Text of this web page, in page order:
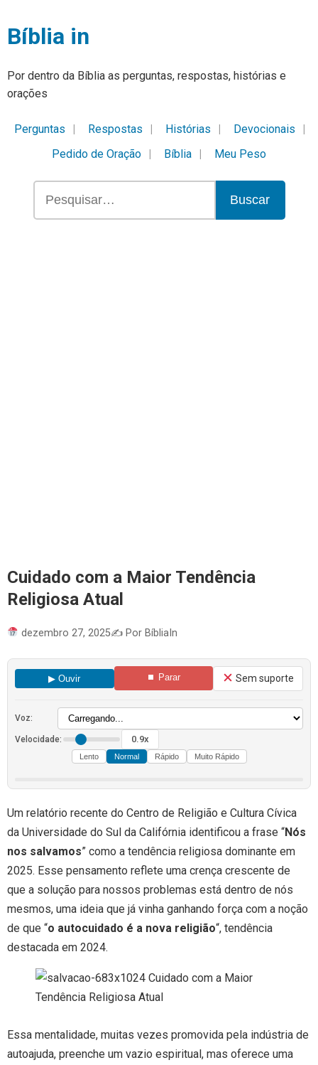
Bíblia in
Por dentro da Bíblia as perguntas, respostas, histórias e
orações
Perguntas Respostas Histórias
Devocionais
Pedido de Oração
Bíblia Meu Peso
Buscar
Cuidado com a Maior Tendência
Religiosa Atual
dezembro 27, 2025✍️ Por BíbliaIn
▶ Ouvir ⏹ Parar Sem suporte
Voz:
Velocidade: 0.9x
Lento Normal Rápido Muito Rápido
Um relatório recente do Centro de Religião e Cultura Cívica
da Universidade do Sul da Califórnia identificou a frase “Nós
nos salvamos” como a tendência religiosa dominante em
2025. Esse pensamento reflete uma crença crescente de
que a solução para nossos problemas está dentro de nós
mesmos, uma ideia que já vinha ganhando força com a noção
de que “o autocuidado é a nova religião“, tendência
destacada em 2024.
Essa mentalidade, muitas vezes promovida pela indústria de
autoajuda, preenche um vazio espiritual, mas oferece uma